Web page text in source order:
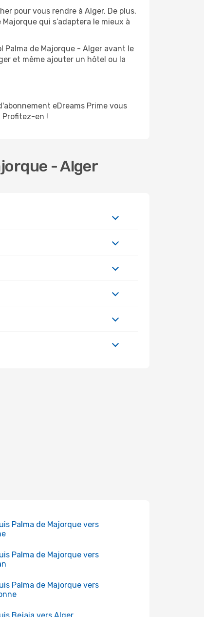
pour vous rendre à Alger. De plus,
qui s’adaptera le mieux à
de Majorque - Alger avant le
et même ajouter un hôtel ou la
eDreams Prime vous
Profitez-en !
- Alger
Palma de Majorque vers
Palma de Majorque vers
Palma de Majorque vers